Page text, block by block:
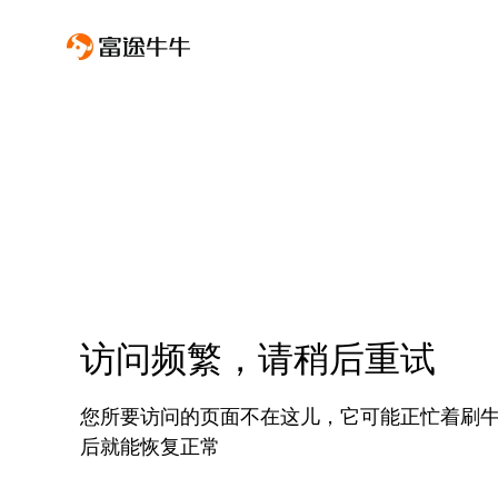
访问频繁，请稍后重试
您所要访问的页面不在这儿，它可能正忙着刷
后就能恢复正常